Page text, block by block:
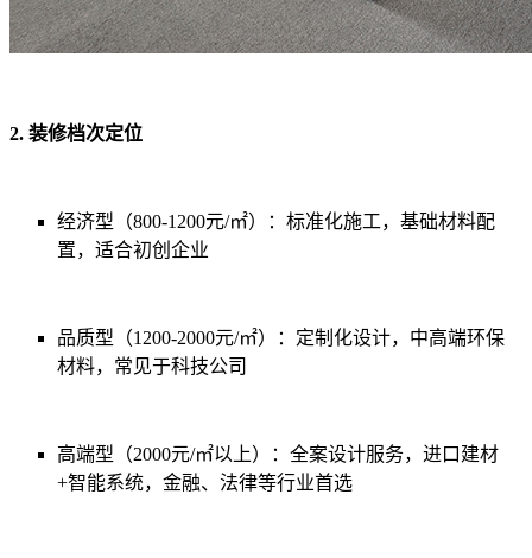
2. 装修档次定位
经济型（800-1200元/㎡） ： 标准化施工，基础材料配
置，适合初创企业
品质型（1200-2000元/㎡）： 定制化设计，中高端环保
材料，常见于科技公司
高端型（2000元/㎡以上）： 全案设计服务，进口建材
+智能系统，金融、法律等行业首选